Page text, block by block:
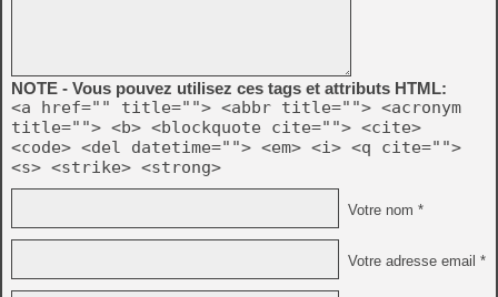
NOTE - Vous pouvez utilisez ces tags et attributs HTML:
<a href="" title=""> <abbr title=""> <acronym
title=""> <b> <blockquote cite=""> <cite>
<code> <del datetime=""> <em> <i> <q cite="">
<s> <strike> <strong>
Votre nom *
Votre adresse email *